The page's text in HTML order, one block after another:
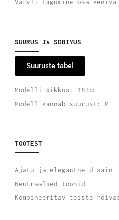
Värvli tagumine osa veniva
SUURUS JA SOBIVUS
Suuruste tabel
Modelli pikkus: 183cm
Modell kannab suurust: M
TOOTEST
Ajatu ja elegantne disain
Neutraalsed toonid
Kombineeritav teiste